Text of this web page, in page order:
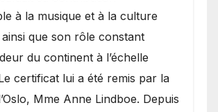
à la musique et à la culture
que son rôle constant
du continent à l’échelle
certificat lui a été remis par la
Mme Anne Lindboe. Depuis